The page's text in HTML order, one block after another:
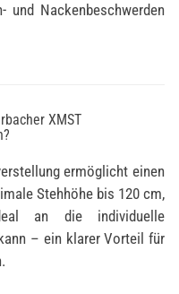
und Nackenbeschwerden
XMST
ermöglicht einen
Stehhöhe bis 120 cm,
an die individuelle
– ein klarer Vorteil für